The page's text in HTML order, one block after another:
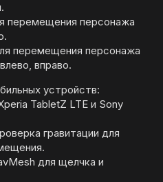
перемещения персонажа
перемещения персонажа
вправо.
устройств:
TabletZ LTE и Sony
гравитации для
для щелчка и